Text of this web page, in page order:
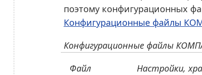
поэтому конфигурационных
Конфигурационные файлы
Конфигурационные файлы
Файл
Настройки,